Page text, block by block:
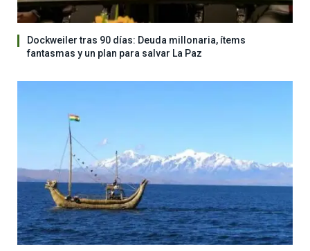
Dockweiler tras 90 días: Deuda millonaria, ítems
fantasmas y un plan para salvar La Paz